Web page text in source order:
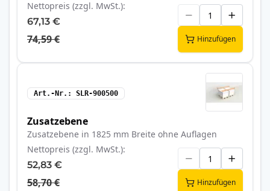
Nettopreis (zzgl. MwSt.)
67,13 €
74,59 € Hinzufügen
Art.-Nr. SLR-900500
Zusatzebene
Zusatzebene in 1825 mm Breite ohne Auflagen
Nettopreis (zzgl. MwSt.)
52,83 €
58,70 € Hinzufügen